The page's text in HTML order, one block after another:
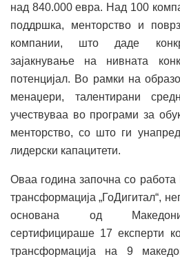
над 840.000 евра. Над 100
поддршка, менторство и
компании, што даде
зајакнување на нивната
потенцијал. Во рамки на
менаџери, талентирани
учествуваа во програми за
менторство, со што ги
лидерски капацитети.
Оваа година започна со работа
трансформација „ГоДигитал“,
основана од
сертифицираше 17 експерти
трансформација на 9